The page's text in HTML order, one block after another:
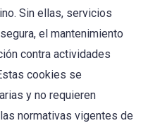
Sin ellas, servicios
el mantenimiento
contra actividades
cookies se
y no requieren
normativas vigentes de